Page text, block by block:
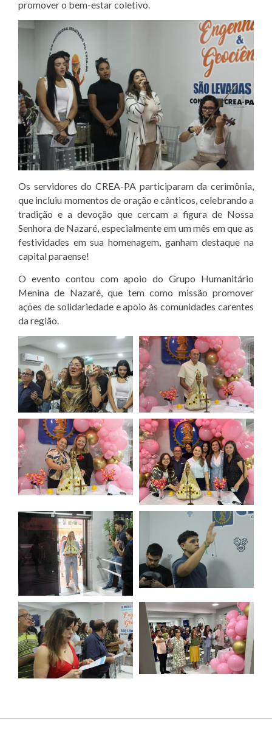
promover o bem-estar coletivo.
Os servidores do CREA-PA participaram da cerimônia,
que incluiu momentos de oração e cânticos, celebrando a
tradição e a devoção que cercam a figura de Nossa
Senhora de Nazaré, especialmente em um mês em que as
festividades em sua homenagem, ganham destaque na
capital paraense!
O evento contou com apoio do Grupo Humanitário
Menina de Nazaré, que tem como missão promover
ações de solidariedade e apoio às comunidades carentes
da região.